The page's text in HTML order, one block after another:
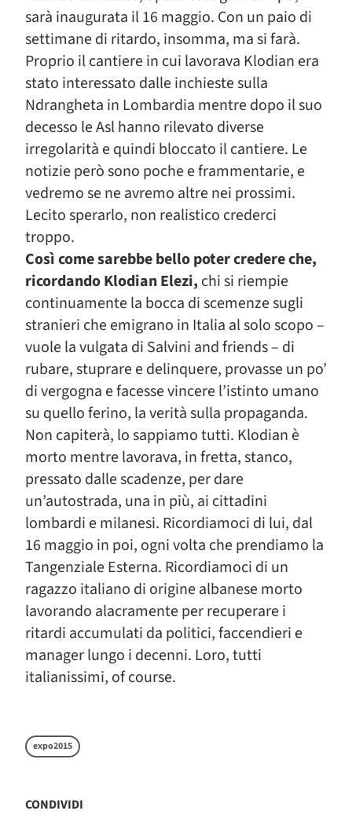
sarà inaugurata il 16 maggio. Con un paio di
settimane di ritardo, insomma, ma si farà.
Proprio il cantiere in cui lavorava Klodian era
stato interessato dalle inchieste sulla
Ndrangheta in Lombardia mentre dopo il suo
decesso le Asl hanno rilevato diverse
irregolarità e quindi bloccato il cantiere. Le
notizie però sono poche e frammentarie, e
vedremo se ne avremo altre nei prossimi.
Lecito sperarlo, non realistico crederci
troppo.
Così come sarebbe bello poter credere che,
ricordando Klodian Elezi, chi si riempie
continuamente la bocca di scemenze sugli
stranieri che emigrano in Italia al solo scopo –
vuole la vulgata di Salvini and friends – di
rubare, stuprare e delinquere, provasse un po’
di vergogna e facesse vincere l’istinto umano
su quello ferino, la verità sulla propaganda.
Non capiterà, lo sappiamo tutti. Klodian è
morto mentre lavorava, in fretta, stanco,
pressato dalle scadenze, per dare
un’autostrada, una in più, ai cittadini
lombardi e milanesi. Ricordiamoci di lui, dal
16 maggio in poi, ogni volta che prendiamo la
Tangenziale Esterna. Ricordiamoci di un
ragazzo italiano di origine albanese morto
lavorando alacramente per recuperare i
ritardi accumulati da politici, faccendieri e
manager lungo i decenni. Loro, tutti
italianissimi, of course.
expo2015
CONDIVIDI